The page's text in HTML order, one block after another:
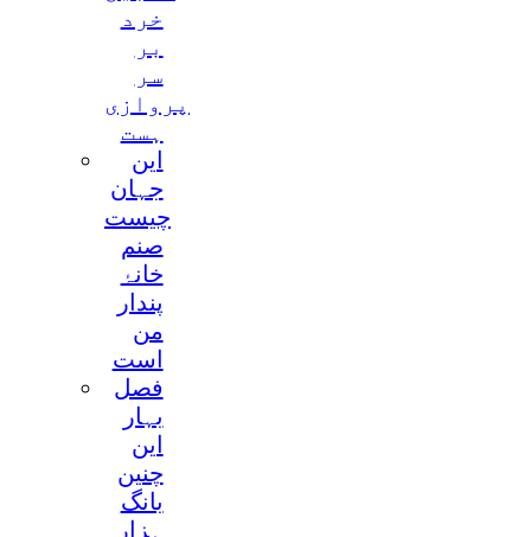
خرد
بر
سر
پروازی
ہست
این
جہان
چیست
صنم
خانۂ
پندار
من
است
فصل
بہار
این
چنین
بانگ
ہزار